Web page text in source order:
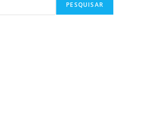
PESQUISAR